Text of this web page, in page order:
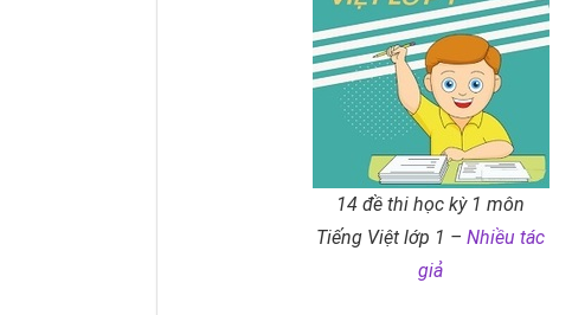
14 đề thi học kỳ 1 môn
Tiếng Việt lớp 1 –Nhiều tác
giả